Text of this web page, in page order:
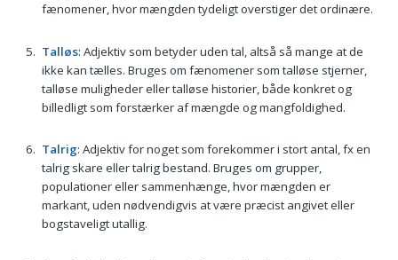
fænomener, hvor mængden tydeligt overstiger det ordinære.
Talløs: Adjektiv som betyder uden tal, altså så mange at de
ikke kan tælles. Bruges om fænomener som talløse stjerner,
talløse muligheder eller talløse historier, både konkret og
billedligt som forstærker af mængde og mangfoldighed.
Talrig: Adjektiv for noget som forekommer i stort antal, fx en
talrig skare eller talrig bestand. Bruges om grupper,
populationer eller sammenhænge, hvor mængden er
markant, uden nødvendigvis at være præcist angivet eller
bogstaveligt utallig.